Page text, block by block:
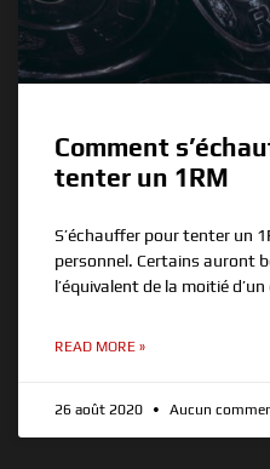
Comment
tenter un 1RM
S’échauffer pour tenter un
personnel. Certains auront
l’équivalent de la moitié
READ MORE »
26 août 2020 Aucun